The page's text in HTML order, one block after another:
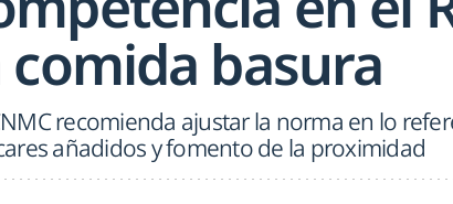
comida basura
recomienda ajustar la norma en lo
añadidos y fomento de la proximidad